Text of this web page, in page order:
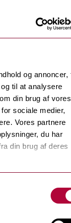
og annoncer,
til at analysere
din brug af vores
sociale medier,
Vores partnere
du har
din brug af deres